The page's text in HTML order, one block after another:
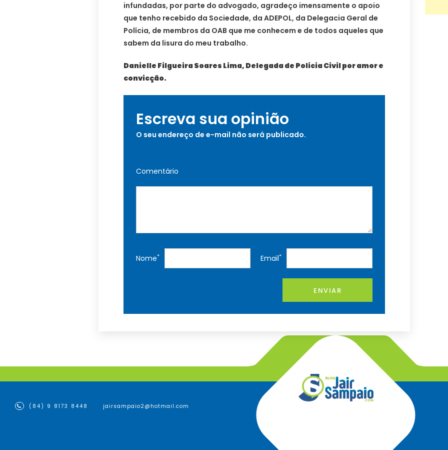
infundadas, por parte do advogado, agradeço imensamente o apoio
que tenho recebido da Sociedade, da ADEPOL, da Delegacia Geral de
Polícia, de membros da OAB que me conhecem e de todos aqueles que
sabem da lisura do meu trabalho.
Danielle Filgueira Soares Lima, Delegada de Policia Civil por amor e
convicção.
Escreva sua opinião
O seu endereço de e-mail não será publicado.
Comentário
Nome* Email*
ENVIAR
(84) 9 8173 8448 jairsampaio2@hotmail.com